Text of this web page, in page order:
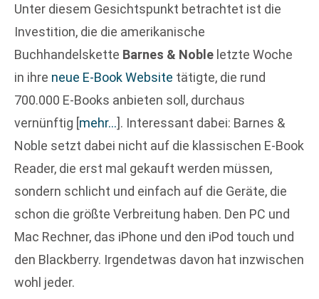
Unter diesem Gesichtspunkt betrachtet ist die
Investition, die die amerikanische
Buchhandelskette Barnes & Noble letzte Woche
in ihre neue E-Book Website tätigte, die rund
700.000 E-Books anbieten soll, durchaus
vernünftig [mehr…]. Interessant dabei: Barnes &
Noble setzt dabei nicht auf die klassischen E-Book
Reader, die erst mal gekauft werden müssen,
sondern schlicht und einfach auf die Geräte, die
schon die größte Verbreitung haben. Den PC und
Mac Rechner, das iPhone und den iPod touch und
den Blackberry. Irgendetwas davon hat inzwischen
wohl jeder.